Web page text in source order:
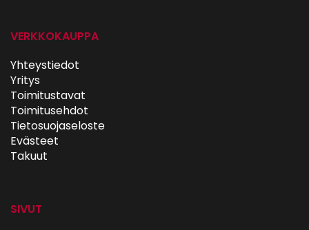
VERKKOKAUPPA
Yhteystiedot
Yritys
Toimitustavat
Toimitusehdot
Tietosuojaseloste
Evästeet
Takuut
SIVUT